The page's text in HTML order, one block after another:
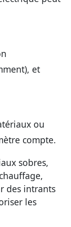
et
ou
compte.
sobres,
des intrants
les